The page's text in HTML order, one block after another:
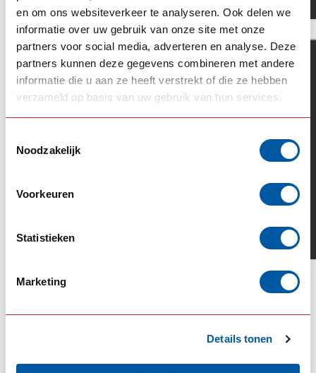
en om ons websiteverkeer te analyseren. Ook delen we
informatie over uw gebruik van onze site met onze
partners voor social media, adverteren en analyse. Deze
partners kunnen deze gegevens combineren met andere
informatie die u aan ze heeft verstrekt of die ze hebben
verzameld op basis van uw gebruik van hun services.
Noodzakelijk
Voorkeuren
Statistieken
Marketing
Details tonen
€24,00